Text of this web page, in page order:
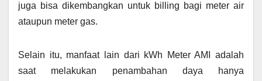
juga bisa dikembangkan untuk billing bagi meter air
ataupun meter gas.
Selain itu, manfaat lain dari kWh Meter AMI adalah
saat melakukan penambahan daya hanya